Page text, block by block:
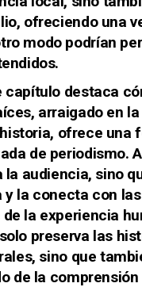
ofreciendo una
modo podrían
capítulo destaca
arraigado en
ofrece una
de periodismo.
la audiencia, sino
y la conecta con las
la experiencia
preserva las
sino que
de la